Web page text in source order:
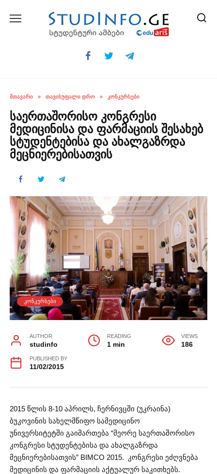
ᲛᲗᲐᲕᲐᲠᲘ » ᲗᲐᲕᲘᲡᲣᲤᲐᲚᲘ ᲓᲠᲝ » ᲙᲝᲜᲙᲣᲠᲡᲔᲑᲘ
საერთაშორისო კონგრესი
მედიცინისა და ფარმაციის შესახებ
სტუდენტებისა და ახალგაზრდა
მეცნიერებისათვის
ᲙᲝᲜᲙᲣᲠᲡᲔᲑᲘ
AUTHOR
studinfo
READING
1 min
VIEWS
186
PUBLISHED BY
11/02/2015
2015 წლის 8-10 აპრილს, ჩერნივცში (უკრაინა)
ბუკოვინის სახელმწიფო სამედიცინო
უნივერსიტეტში გაიმართება “მეორე საერთაშორისო
კონგრესი სტუდენტებისა და ახალგაზრდა
მეცნიერებისათვის” BIMCO 2015. კონგრესი ეძღვნება
მედიცინის და ფარმაციის აქტუალურ საკითხებს.